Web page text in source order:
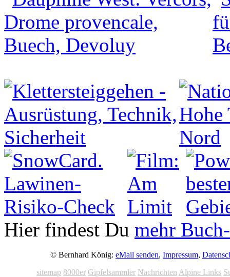
Hier findest Du mehr
© Bernhard König: eMail senden, Impressum,
sitemap 8000er Gipfelsammler Nachrichten Alpine Links